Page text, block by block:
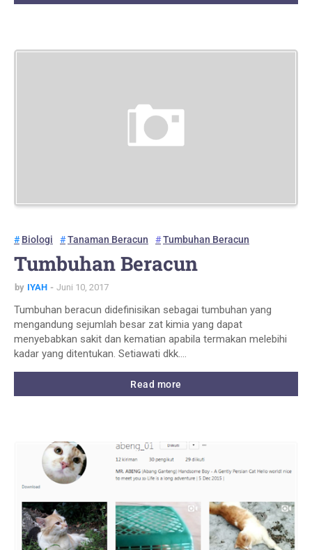
Biologi Tanaman Beracun Tumbuhan Beracun
Tumbuhan Beracun
by IYAH Juni 10, 2017
Tumbuhan beracun didefinisikan sebagai tumbuhan yang
mengandung sejumlah besar zat kimia yang dapat
menyebabkan sakit dan kematian apabila termakan melebihi
kadar yang ditentukan. Setiawati dkk.…
Read more